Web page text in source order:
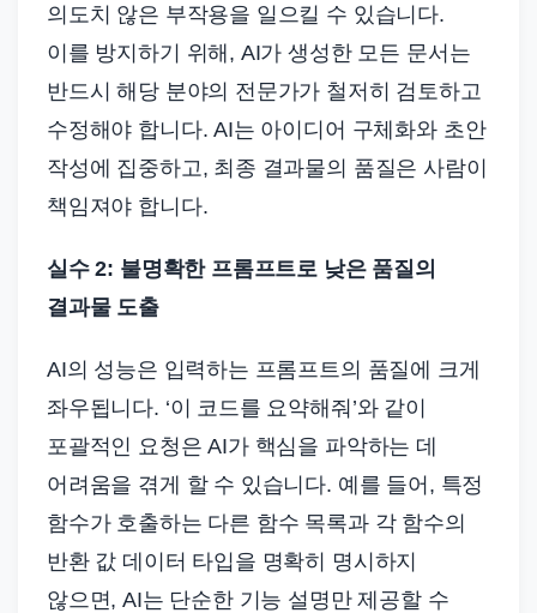
의도치 않은 부작용을 일으킬 수 있습니다.
이를 방지하기 위해, AI가 생성한 모든 문서는
반드시 해당 분야의 전문가가 철저히 검토하고
수정해야 합니다. AI는 아이디어 구체화와 초안
작성에 집중하고, 최종 결과물의 품질은 사람이
책임져야 합니다.
실수 2: 불명확한 프롬프트로 낮은 품질의
결과물 도출
AI의 성능은 입력하는 프롬프트의 품질에 크게
좌우됩니다. ‘이 코드를 요약해줘’와 같이
포괄적인 요청은 AI가 핵심을 파악하는 데
어려움을 겪게 할 수 있습니다. 예를 들어, 특정
함수가 호출하는 다른 함수 목록과 각 함수의
반환 값 데이터 타입을 명확히 명시하지
않으면, AI는 단순한 기능 설명만 제공할 수